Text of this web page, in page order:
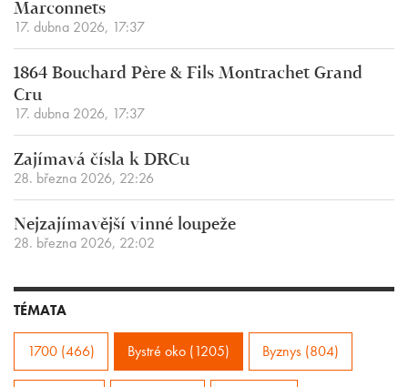
Marconnets
17. dubna 2026, 17:37
1864 Bouchard Père & Fils Montrachet Grand
Cru
17. dubna 2026, 17:37
Zajímavá čísla k DRCu
28. března 2026, 22:26
Nejzajímavější vinné loupeže
28. března 2026, 22:02
TÉMATA
1700 (466) Bystré oko (1205) Byznys (804)